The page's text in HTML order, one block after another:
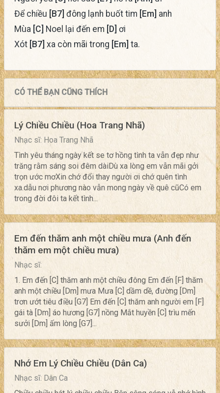
Để chiều
[B7] đông lạnh buốt tim [Em] anh
Mùa [C] Noel lại đến em [D] ơi
Xót [B7] xa còn mãi trong [Em] ta.
CÓ THỂ BẠN CŨNG THÍCH
Lý Chiều Chiều (Hoa Trang Nhã)
Nhạc sĩ: Hoa Trang Nhã
Tình yêu tháng ngày kết se tơ hồng tình ta vẫn đẹp như
trăng rằm sáng soi đêm dàiDù xa lòng em vẫn mãi gởi
trọn ước mơXin chớ đổi thay người ơi chớ quên tình
xa.dẫu nơi phương nào vẫn mong ngày về quê cũCó em
trong đời đôi ta kết tình...
Em đến thăm anh một chiều mưa (Anh đến
thăm em một chiều mưa)
Nhạc sĩ:
1. Em đến [C] thăm anh một chiều đông Em đến [F] thăm
anh một chiều [Dm] mưa Mưa [C] dầm dề, đường [Dm]
trơn ướt tiêu điều [G7] Em đến [C] thăm anh người em [F]
gái tà [Dm] áo hương [G7] nồng Mắt huyền [C] trìu mến
sưởi [Dm] ấm lòng [G7]...
Nhớ Em Lý Chiều Chiều (Dân Ca)
Nhạc sĩ: Dân Ca